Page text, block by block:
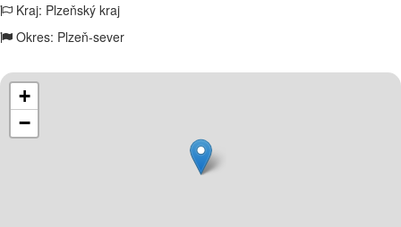
Kraj: Plzeňský kraj
Okres: Plzeň-sever
+
−